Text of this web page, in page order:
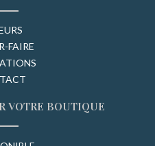
FAIRE
VOTRE BOUTIQUE